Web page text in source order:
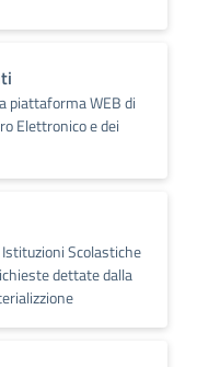
piattaforma WEB di
Elettronico e dei
Scolastiche
dettate dalla